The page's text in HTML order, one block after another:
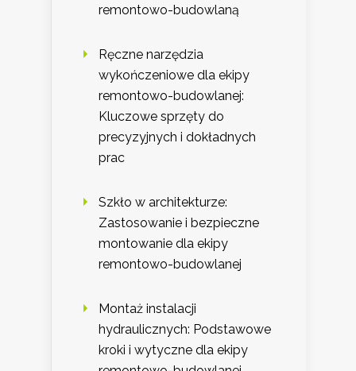
remontowo-budowlaną
Ręczne narzędzia
wykończeniowe dla ekipy
remontowo-budowlanej:
Kluczowe sprzęty do
precyzyjnych i dokładnych
prac
Szkło w architekturze:
Zastosowanie i bezpieczne
montowanie dla ekipy
remontowo-budowlanej
Montaż instalacji
hydraulicznych: Podstawowe
kroki i wytyczne dla ekipy